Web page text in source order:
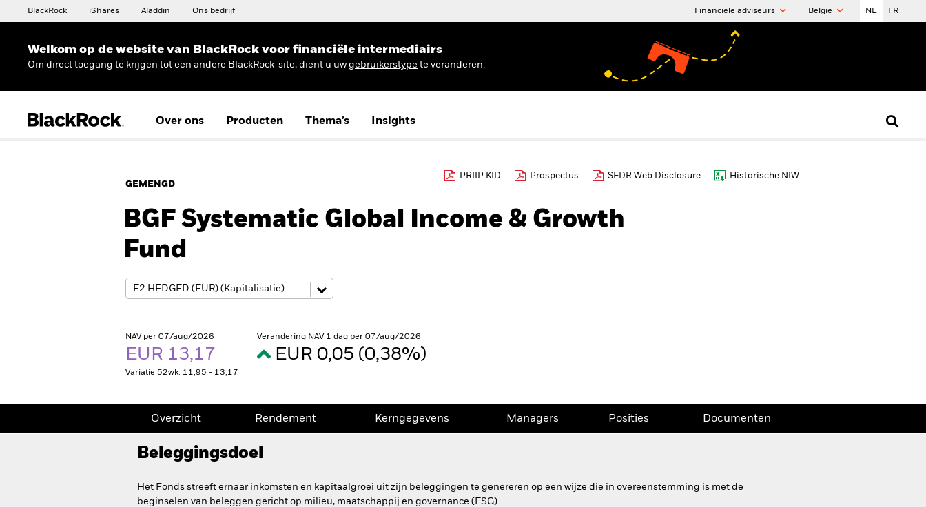
BlackRock iShares Aladdin Ons bedrijf Financiële adviseurs België NL FR
Welkom op de website van BlackRock voor financiële intermediairs
Om direct toegang te krijgen tot een andere BlackRock-site, dient u uw gebruikerstype te veranderen.
Over ons Producten Thema’s Insights
GEMENGD
PRIIP KID Prospectus SFDR Web Disclosure Historische NIW
BGF Systematic Global Income & Growth
Fund
NAV per 07/aug/2026
EUR 13,17
Variatie 52wk: 11,95 - 13,17
Verandering NAV 1 dag per 07/aug/2026
EUR 0,05 (0,38%)
Overzicht Rendement Kerngegevens Managers Posities Documenten
Beleggingsdoel
Het Fonds streeft ernaar inkomsten en kapitaalgroei uit zijn beleggingen te genereren op een wijze die in overeenstemming is met de
beginselen van beleggen gericht op milieu, maatschappij en governance (ESG).